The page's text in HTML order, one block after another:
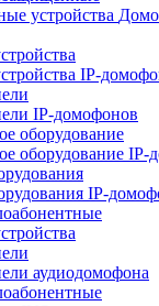
IP-
IP-домофонов
оборудование
оборудование IP-
IP-
аудиодомофона